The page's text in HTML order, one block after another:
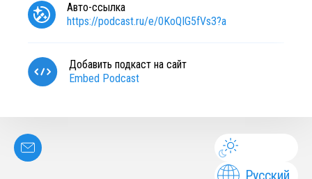
Авто-ссылка
https://podcast.ru/e/0KoQIG5fVs3?a
Добавить подкаст на сайт
Embed Podcast
Русский